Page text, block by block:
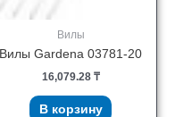
Вилы
Вилы Gardena 03781-20
16,079.28 ₸
В корзину